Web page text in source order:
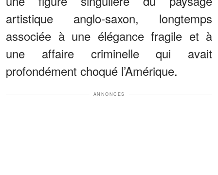
artistique anglo-saxon, longtemps
associée à une élégance fragile et à
une affaire criminelle qui avait
profondément choqué l’Amérique.
ANNONCES